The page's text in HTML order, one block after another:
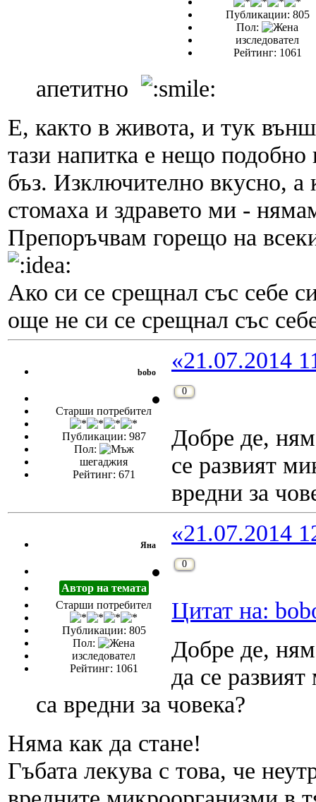
Публикации: 805
Пол:
изследовател
Рейтинг: 1061
апетитно
Е, както в живота, и тук
тази напитка е нещо
бъз. Изключително вкусно, а
стомаха и здравето ми -
Препоръчвам горещо на
Ако си се срещнал със себе
още не си се срещнал със
bobo
Старши потребител
Публикации: 987
Пол:
шегаджия
Рейтинг: 671
«21.07.2014
0
Добре де,
се развият
вредни за
Яна
Автор на темата
Старши потребител
Публикации: 805
Пол:
изследовател
Рейтинг: 1061
«21.07.2014
0
Цитат на:
Добре де,
да се
са вредни за човека?
Няма как да стане!
Гъбата лекува с това, че